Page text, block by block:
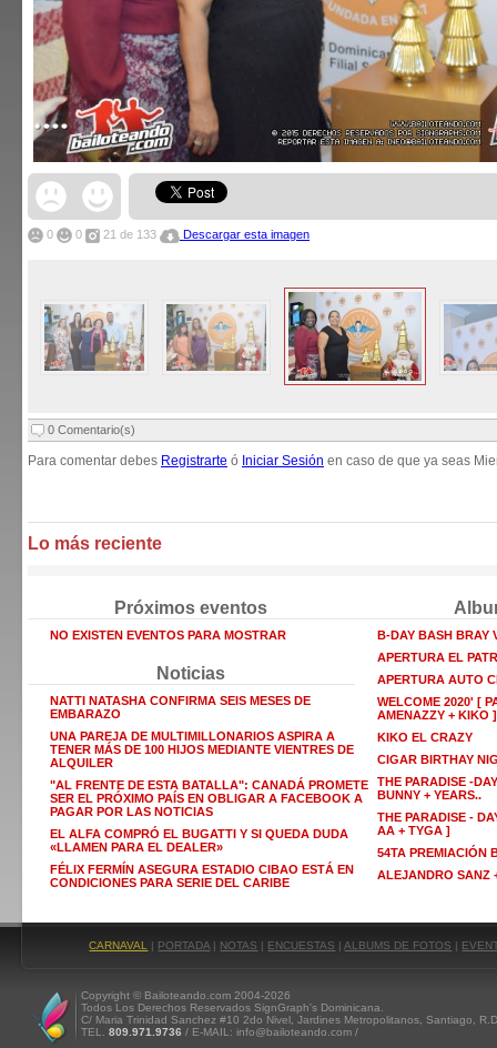
0 0 21 de 133 Descargar esta imagen
0 Comentario(s)
Para comentar debes Registrarte ó Iniciar Sesión en caso de que ya seas
Lo más reciente
Próximos eventos
NO EXISTEN EVENTOS PARA MOSTRAR
Noticias
NATTI NATASHA CONFIRMA SEIS MESES DE
EMBARAZO
UNA PAREJA DE MULTIMILLONARIOS ASPIRA A
TENER MÁS DE 100 HIJOS MEDIANTE VIENTRES DE
ALQUILER
"AL FRENTE DE ESTA BATALLA": CANADÁ PROMETE
SER EL PRÓXIMO PAÍS EN OBLIGAR A FACEBOOK A
PAGAR POR LAS NOTICIAS
EL ALFA COMPRÓ EL BUGATTI Y SI QUEDA DUDA
«LLAMEN PARA EL DEALER»
FÉLIX FERMÍN ASEGURA ESTADIO CIBAO ESTÁ EN
CONDICIONES PARA SERIE DEL CARIBE
B-DAY BASH BRAY
APERTURA EL
APERTURA AUTO
WELCOME 2020' [
AMENAZZY + KIKO ]
KIKO EL CRAZY
CIGAR BIRTHAY
THE PARADISE -
BUNNY + YEARS..
THE PARADISE -
AA + TYGA ]
54TA PREMIACIÓN
ALEJANDRO SANZ
CARNAVAL | PORTADA | NOTAS | ENCUESTAS |ALBUMS DE FOTOS |
Copyright © Bailoteando.com 2004-2026
Todos Los Derechos Reservados SignGraph's Dominicana.
C/ Maria Trinidad Sanchez #10 2do Nivel, Jardines Metropolitanos, Santiago, R.D
TEL. 809.971.9736 / E-MAIL: info@bailoteando.com /